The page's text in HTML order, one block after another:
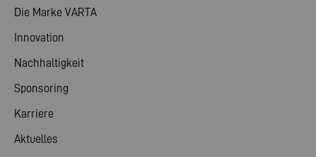
Die Marke VARTA
Innovation
Nachhaltigkeit
Sponsoring
Karriere
Aktuelles